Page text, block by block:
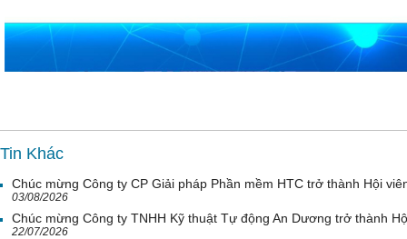
Tin Khác
Chúc mừng Công ty CP Giải pháp Phần mềm HTC trở thành Hội
03/08/2026
Chúc mừng Công ty TNHH Kỹ thuật Tự động An Dương trở thành
22/07/2026